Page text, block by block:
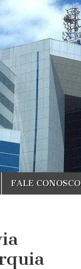
FALE CONOSCO